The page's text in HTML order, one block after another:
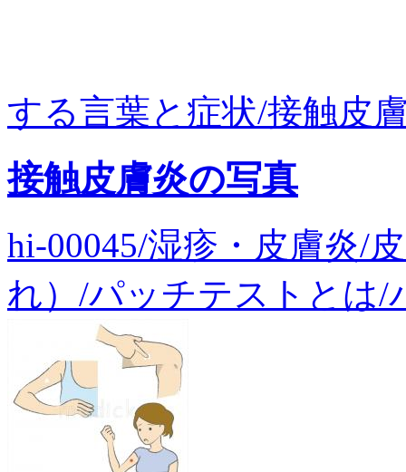
する言葉と症状/接触皮
接触皮膚炎の写真
hi-00045/湿疹・皮膚炎/
れ）/パッチテストとは/